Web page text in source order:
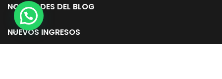
NOVEDADES DEL BLOG
NUEVOS INGRESOS